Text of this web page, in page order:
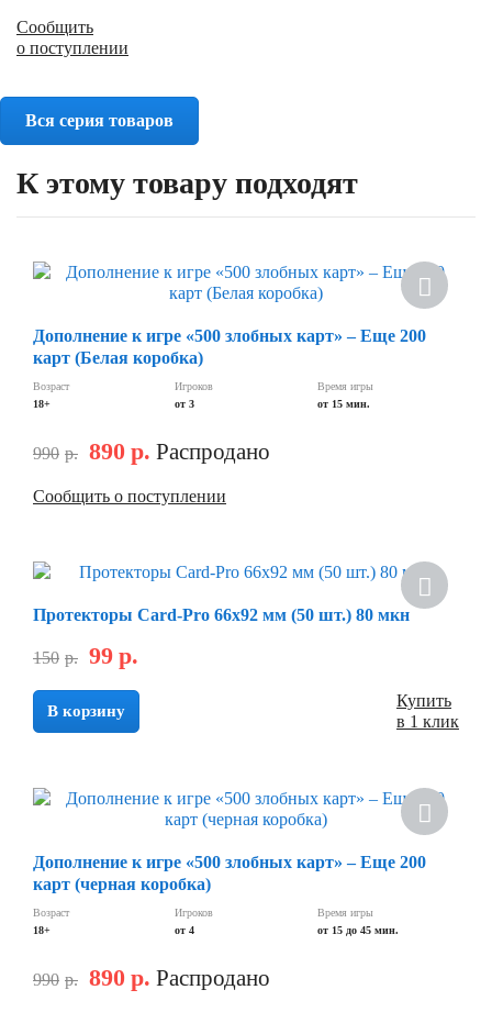
Сообщить
о поступлении
Вся серия товаров
К этому товару подходят
Скидка
Дополнение к игре «500 злобных карт» – Еще 200
карт (Белая коробка)
Возраст
18+
Игроков
от 3
Время игры
от 15 мин.
990 р. 890 р. Распродано
Сообщить о поступлении
Протекторы Card-Pro 66x92 мм (50 шт.) 80 мкн
150 р. 99 р.
В корзину
Купить
в 1 клик
Скидка
Дополнение к игре «500 злобных карт» – Еще 200
карт (черная коробка)
Возраст
18+
Игроков
от 4
Время игры
от 15 до 45 мин.
990 р. 890 р. Распродано